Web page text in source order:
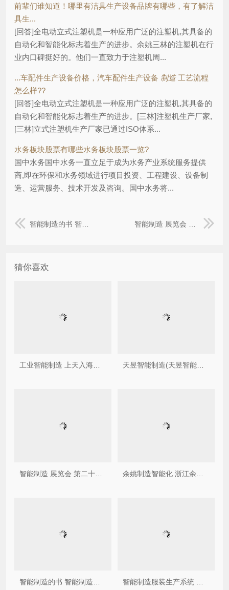
前辈们谁知道！哪里有洁具生产设备品牌有哪些，有了解洁
具生...
[回答]全电动立式注塑机是一种应用广泛的注塑机,其具备的
自动化和智能化标志着生产的进步。余姚三林的注塑机在行
业内口碑挺好的。他们一直致力于注塑机周...
...车配件生产设备价格，汽车配件生产设备 制造 工艺流程
怎么样??
[回答]全电动立式注塑机是一种应用广泛的注塑机,其具备的
自动化和智能化标志着生产的进步。[三林]注塑机生产厂家,
[三林]立式注塑机生产厂家已通过ISO体系...
水务板块股票有哪些水务板块股票一览?
国中水务国中水务一直立足于成为水务产业系统服务提供
商,即在环保和水务领域进行项目投资、工程建设、设备制
造、运营服务、技术开发及咨询。国中水务将...
智能制造的书 智能制造，工业40最值得读的10本书，都在这里了 智能制造 展览会 第二十六届中国北京国际科技产业博览会开幕
猜你喜欢
工业智能制造 上天入海，全能选手！工业机器人让智能制造“酷炫加倍” 天昱智能制造(天昱智能官网)
智能制造的书 智能制造，工业40最值得读的10本书，都在这里了 智能制造服装生产系统 海澜之家新注册《服装智能生产MES系统V10》项目的软件著作权